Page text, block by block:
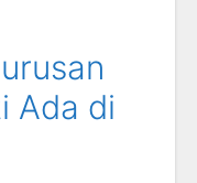
Ada di